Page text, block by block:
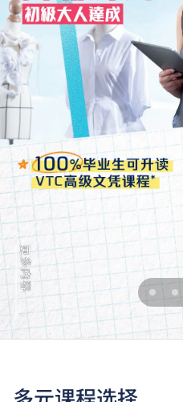
更
多
内
容